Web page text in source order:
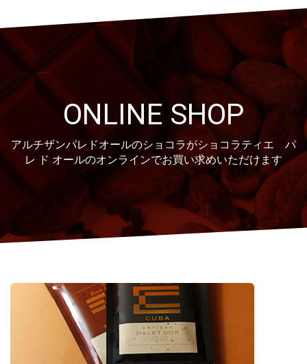
ONLINE SHOP
アルチザンパレドオールのショコラがショコラティエ パ
レ ド オールのオンラインでお買い求めいただけます